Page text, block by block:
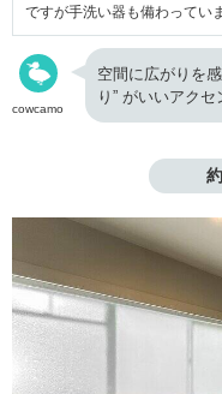
ですが手洗い器も備わってい
cowcamo
空間に広がりを
り” がいいアクセ